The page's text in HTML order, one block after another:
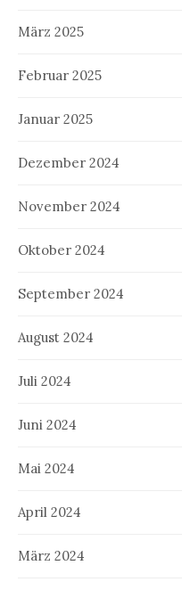
März 2025
Februar 2025
Januar 2025
Dezember 2024
November 2024
Oktober 2024
September 2024
August 2024
Juli 2024
Juni 2024
Mai 2024
April 2024
März 2024